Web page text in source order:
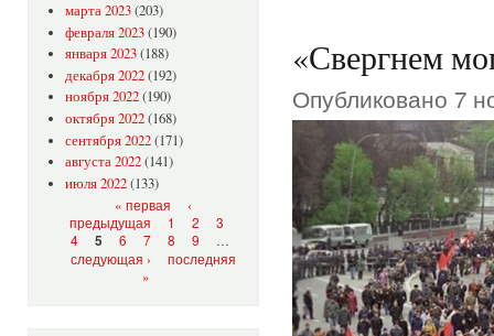
марта 2023(203)
февраля 2023(190)
января 2023(188)
декабря 2022(192)
ноября 2022(190)
октября 2022(168)
сентября 2022(171)
августа 2022(141)
июля 2022(133)
Страницы« первая
‹
предыдущая
1 2
3
4
5 6 7 8 9
…
следующая ›
последняя
»
«Свергнем
Опубликовано 7